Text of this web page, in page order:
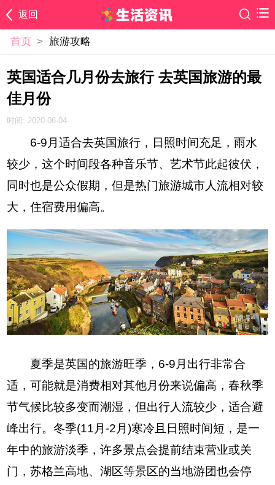
返回
首页 > 旅游攻略
英国适合几月份去旅行 去英国旅游的最
佳月份
时间: 2020-06-04
6-9月适合去英国旅行，日照时间充足，雨水
较少，这个时间段各种音乐节、艺术节此起彼伏，
同时也是公众假期，但是热门旅游城市人流相对较
大，住宿费用偏高。
夏季是英国的旅游旺季，6-9月出行非常合
适，可能就是消费相对其他月份来说偏高，春秋季
节气候比较多变而潮湿，但出行人流较少，适合避
峰出行。冬季(11月-2月)寒冷且日照时间短，是一
年中的旅游淡季，许多景点会提前结束营业或关
门，苏格兰高地、湖区等景区的当地游团也会停